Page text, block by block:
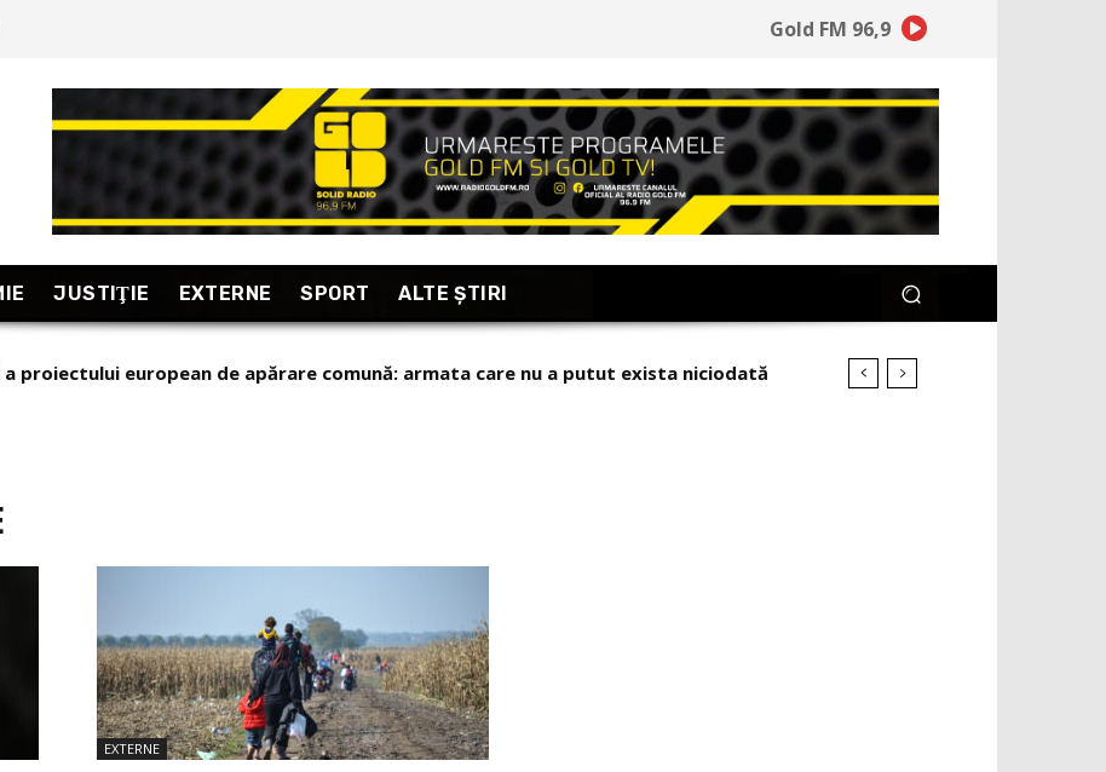
Gold FM 96,9
JUSTIŢIE EXTERNE SPORT ALTE ŞTIRI
proiectului european de apărare comună: armata care nu a putut exista niciodată
Zelenski pe popularul Ministru al Apărării
EXTERNE